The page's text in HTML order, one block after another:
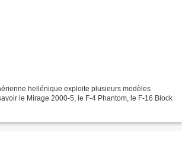
hellénique exploite plusieurs modèles
le Mirage 2000-5, le F-4 Phantom, le F-16 Block